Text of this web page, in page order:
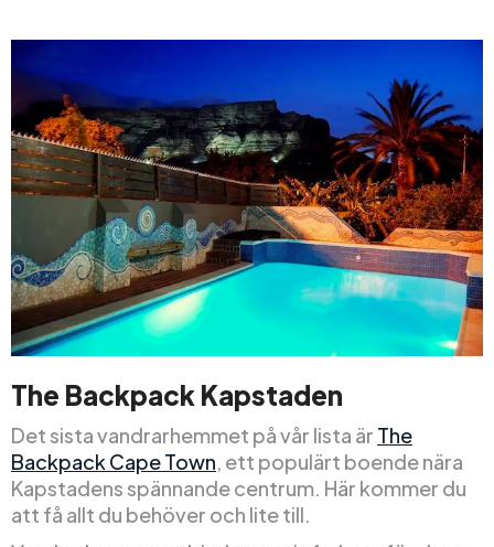
The Backpack Kapstaden
Det sista vandrarhemmet på vår lista är The
Backpack Cape Town, ett populärt boende nära
Kapstadens spännande centrum. Här kommer du
att få allt du behöver och lite till.